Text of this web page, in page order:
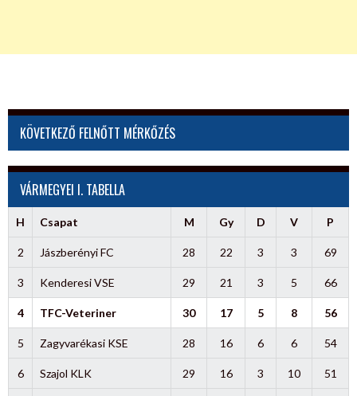
KÖVETKEZŐ FELNŐTT MÉRKŐZÉS
VÁRMEGYEI I. TABELLA
H Csapat M Gy D V P
2 Jászberényi FC 28 22 3 3 69
3 Kenderesi VSE 29 21 3 5 66
4 TFC-Veteriner 30 17 5 8 56
5 Zagyvarékasi KSE 28 16 6 6 54
6 Szajol KLK 29 16 3 10 51